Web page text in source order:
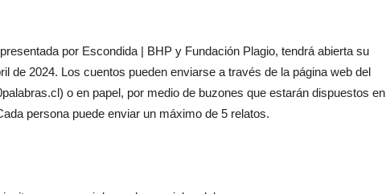
por Escondida | BHP y Fundación Plagio, tendrá abierta su
de 2024. Los cuentos pueden enviarse a través de la página web del
o en papel, por medio de buzones que estarán dispuestos en
persona puede enviar un máximo de 5 relatos.